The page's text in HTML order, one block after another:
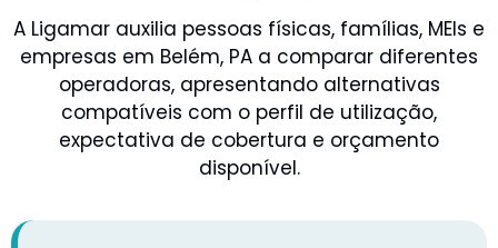
A Ligamar auxilia pessoas físicas, famílias, MEIs e
empresas em Belém, PA a comparar diferentes
operadoras, apresentando alternativas
compatíveis com o perfil de utilização,
expectativa de cobertura e orçamento
disponível.